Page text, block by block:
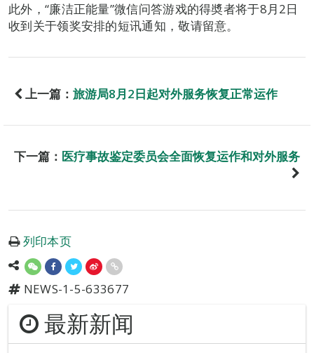
此外，“廉洁正能量”微信问答游戏的得奬者将于8月2日
收到关于领奖安排的短讯通知，敬请留意。
上一篇： 旅游局8月2日起对外服务恢复正常运作
下一篇： 医疗事故鉴定委员会全面恢复运作和对外服务
列印本页
NEWS-1-5-633677
最新新闻